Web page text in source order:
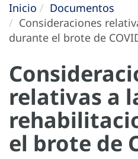
Inicio
Documentos
Consideraciones
durante el brote de
relativas a
el brote de